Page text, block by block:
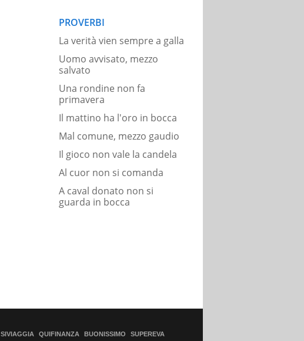
PROVERBI
La verità vien sempre a galla
Uomo avvisato, mezzo
salvato
Una rondine non fa
primavera
Il mattino ha l'oro in bocca
Mal comune, mezzo gaudio
Il gioco non vale la candela
Al cuor non si comanda
A caval donato non si
guarda in bocca
SIVIAGGIA QUIFINANZA BUONISSIMO SUPEREVA